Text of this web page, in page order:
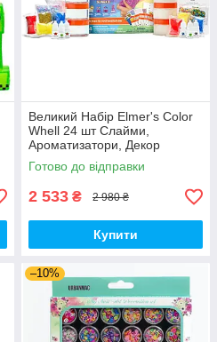
Великий Набір Elmer's Color
Whell 24 шт Слайми,
Ароматизатори, Декор
(01793)
Готово до відправки
2 533 ₴ 2 980 ₴
Купити
–10%